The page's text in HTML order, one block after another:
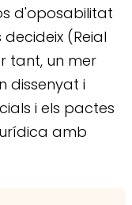
d'oposabilitat
(Reial
tant, un mer
dissenyat i
i els pactes
amb